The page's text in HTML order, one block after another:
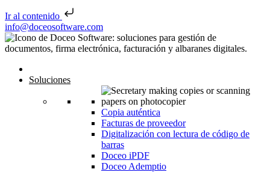
Ir al contenido
Saltar al contenido
info@doceosoftware.com
Soluciones
Copia auténtica
Facturas de proveedor
Digitalización con lectura de código de
barras
Doceo iPDF
Doceo Ademptio